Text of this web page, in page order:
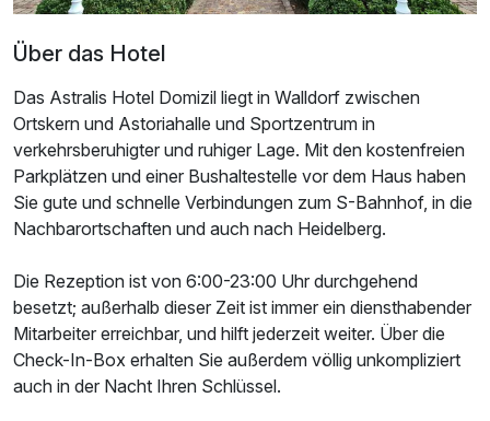
Ausstattung
Zusatznächte
Über das Hotel
Das Astralis Hotel Domizil liegt in Walldorf zwischen
Ortskern und Astoriahalle und Sportzentrum in
verkehrsberuhigter und ruhiger Lage. Mit den kostenfreien
Parkplätzen und einer Bushaltestelle vor dem Haus haben
Sie gute und schnelle Verbindungen zum S-Bahnhof, in die
Nachbarortschaften und auch nach Heidelberg.
Die Rezeption ist von 6:00-23:00 Uhr durchgehend
besetzt; außerhalb dieser Zeit ist immer ein diensthabender
Mitarbeiter erreichbar, und hilft jederzeit weiter. Über die
Check-In-Box erhalten Sie außerdem völlig unkompliziert
auch in der Nacht Ihren Schlüssel.